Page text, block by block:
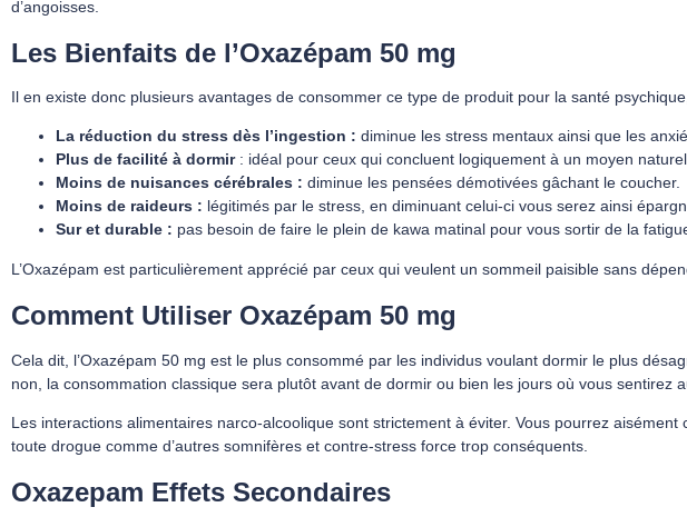
d’angoisses.
Les Bienfaits de l’Oxazépam 50 mg
Il en existe donc plusieurs avantages de consommer ce type de produit pour la santé
La réduction du stress dès l’ingestion : diminue les stress mentaux ainsi que les
Plus de facilité à dormir : idéal pour ceux qui concluent logiquement à un moyen
Moins de nuisances cérébrales : diminue les pensées démotivées gâchant le coucher.
Moins de raideurs : légitimés par le stress, en diminuant celui-ci vous serez ainsi
Sur et durable : pas besoin de faire le plein de kawa matinal pour vous sortir de la
L’Oxazépam est particulièrement apprécié par ceux qui veulent un sommeil paisible sans
Comment Utiliser Oxazépam 50 mg
Cela dit, l’Oxazépam 50 mg est le plus consommé par les individus voulant dormir le plus
non, la consommation classique sera plutôt avant de dormir ou bien les jours où vous sentirez
Les interactions alimentaires narco-alcoolique sont strictement à éviter. Vous pourrez
toute drogue comme d’autres somnifères et contre-stress force trop conséquents.
Oxazepam Effets Secondaires